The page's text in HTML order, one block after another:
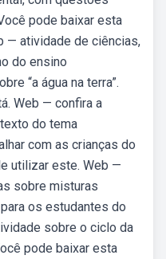
pode baixar esta
— atividade de ciências,
do ensino
“a água na terra”.
Web — confira a
do tema
com as crianças do
utilizar este. Web —
sobre misturas
os estudantes do
sobre o ciclo da
pode baixar esta